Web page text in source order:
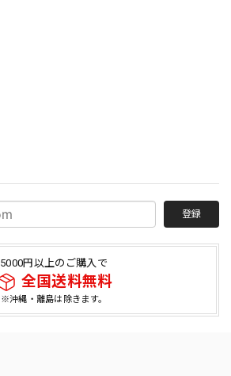
登録
5000円以上のご購入で
全国送料無料
※沖縄・離島は除きます。